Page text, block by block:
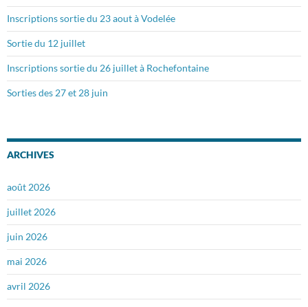
Inscriptions sortie du 23 aout à Vodelée
Sortie du 12 juillet
Inscriptions sortie du 26 juillet à Rochefontaine
Sorties des 27 et 28 juin
ARCHIVES
août 2026
juillet 2026
juin 2026
mai 2026
avril 2026